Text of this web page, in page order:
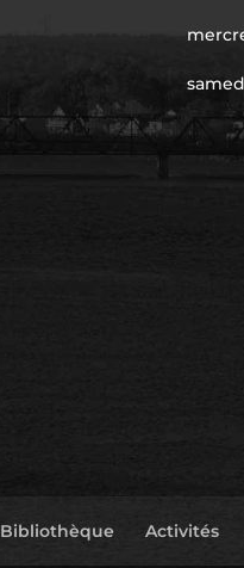
Bibliothèque Activités